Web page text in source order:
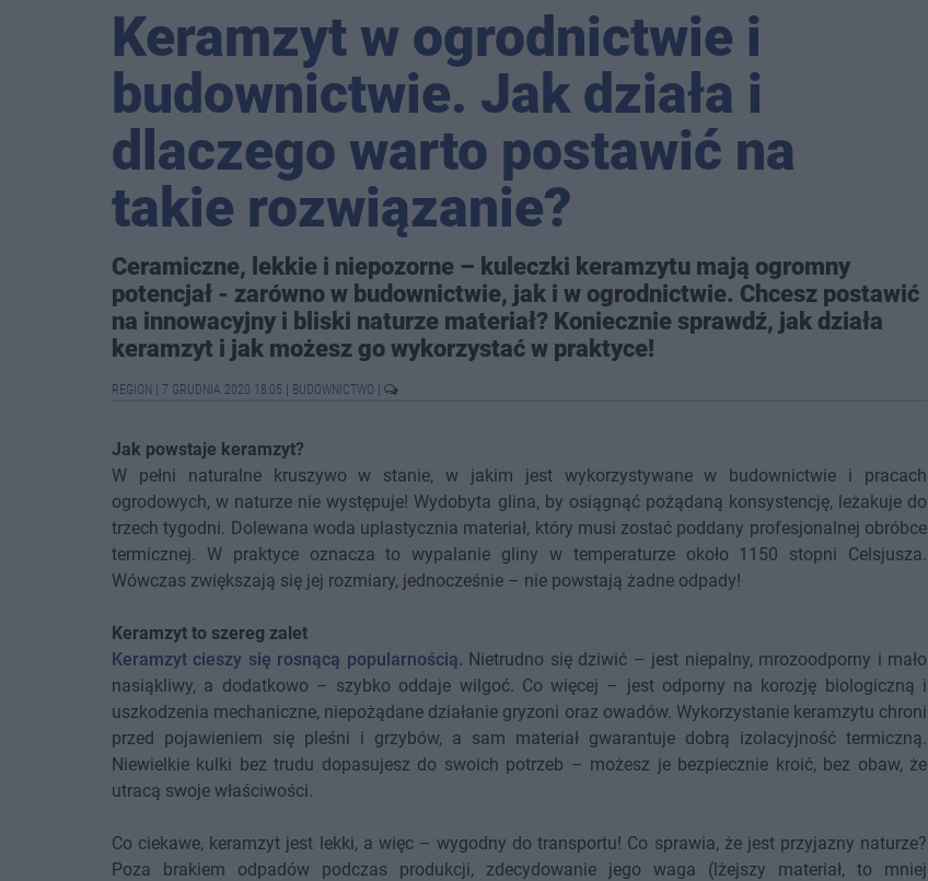
Keramzyt w ogrodnictwie i
budownictwie. Jak działa i
dlaczego warto postawić na
takie rozwiązanie?
Ceramiczne, lekkie i niepozorne – kuleczki keramzytu mają ogromny
potencjał - zarówno w budownictwie, jak i w ogrodnictwie. Chcesz postawić
na innowacyjny i bliski naturze materiał? Koniecznie sprawdź, jak działa
keramzyt i jak możesz go wykorzystać w praktyce!
REGION 7 GRUDNIA 2020 18:05 BUDOWNICTWO
Jak powstaje keramzyt?
W pełni naturalne kruszywo w stanie, w jakim jest wykorzystywane w budownictwie i pracach
ogrodowych, w naturze nie występuje! Wydobyta glina, by osiągnąć pożądaną konsystencję, leżakuje do
trzech tygodni. Dolewana woda uplastycznia materiał, który musi zostać poddany profesjonalnej obróbce
termicznej. W praktyce oznacza to wypalanie gliny w temperaturze około 1150 stopni Celsjusza.
Wówczas zwiększają się jej rozmiary, jednocześnie – nie powstają żadne odpady!
Keramzyt to szereg zalet
Keramzyt cieszy się rosnącą popularnością. Nietrudno się dziwić – jest niepalny, mrozoodporny i mało
nasiąkliwy, a dodatkowo – szybko oddaje wilgoć. Co więcej – jest odporny na korozję biologiczną i
uszkodzenia mechaniczne, niepożądane działanie gryzoni oraz owadów. Wykorzystanie keramzytu chroni
przed pojawieniem się pleśni i grzybów, a sam materiał gwarantuje dobrą izolacyjność termiczną.
Niewielkie kulki bez trudu dopasujesz do swoich potrzeb – możesz je bezpiecznie kroić, bez obaw, że
utracą swoje właściwości.
Co ciekawe, keramzyt jest lekki, a więc – wygodny do transportu! Co sprawia, że jest przyjazny naturze?
Poza brakiem odpadów podczas produkcji, zdecydowanie jego waga (lżejszy materiał, to mniej